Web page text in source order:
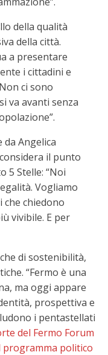
della qualità
della città.
a presentare
i cittadini e
ci sono
va avanti senza
da Angelica
il punto
5 Stelle: “Noi
Vogliamo
chiedono
vivibile. E per
di sostenibilità,
“Fermo è una
ma oggi appare
prospettiva e
i pentastellati
del Fermo Forum
politico